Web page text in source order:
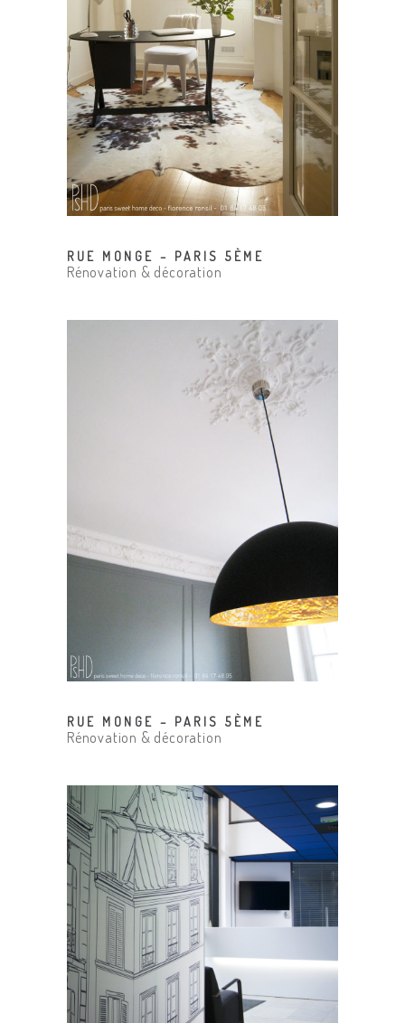
RUE MONGE – PARIS 5ÈME
Rénovation & décoration
RUE MONGE – PARIS 5ÈME
Rénovation & décoration